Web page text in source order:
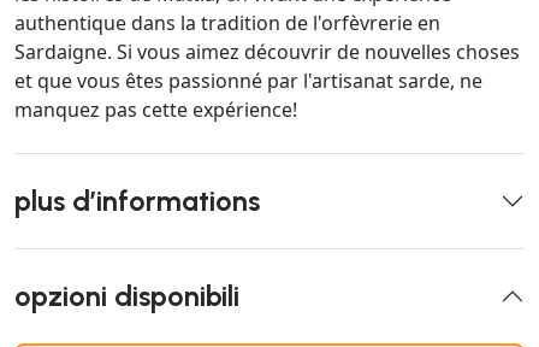
authentique dans la tradition de l'orfèvrerie en
Sardaigne. Si vous aimez découvrir de nouvelles choses
et que vous êtes passionné par l'artisanat sarde, ne
manquez pas cette expérience!
plus d’informations
opzioni disponibili